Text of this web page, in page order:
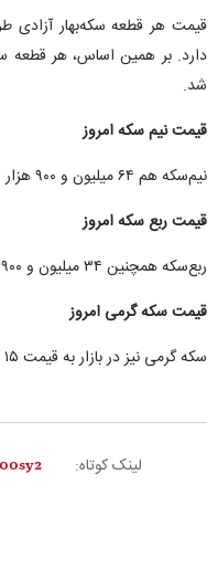
شد.
قیمت نیم سکه امروز
نیم‌سکه هم ۶۴ میلیون و ۹۰۰ هزار تومان قیمت پیدا کرد.
قیمت ربع سکه امروز
ربع‌سکه همچنین ۳۴ میلیون و ۹۰۰ هزار تومان قیمت خورد.
قیمت سکه گرمی امروز
سکه گرمی نیز در بازار به قیمت ۱۵ میلیون و ۴۵۰ هزار تومان دیده می‌شود.
لینک کوتاه: